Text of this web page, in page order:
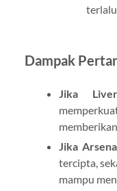
terlalu
Dampak
Jika
Jika
tercipta,
mampu